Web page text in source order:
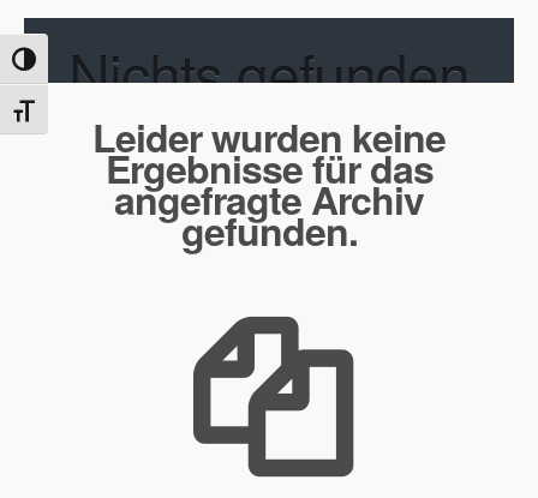
Umschalten auf hohe Kontraste
Schrift vergrößern
Nichts gefunden
Leider wurden keine
Ergebnisse für das
angefragte Archiv
gefunden.